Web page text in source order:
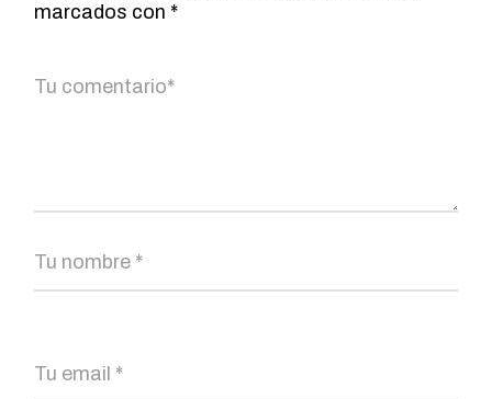
marcados con *